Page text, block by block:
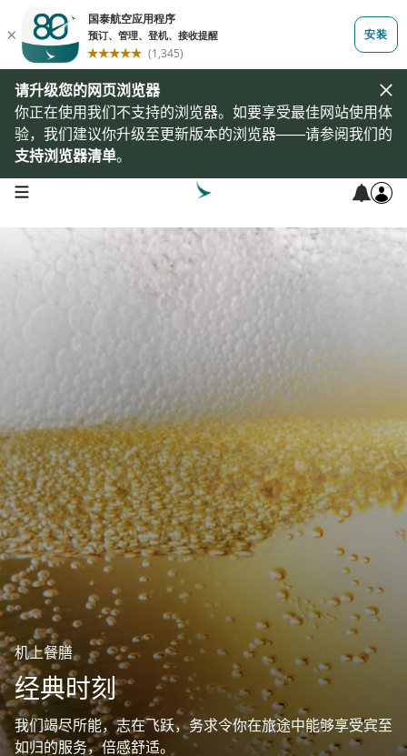
请升级您的网页浏览器
你正在使用我们不支持的浏览器。如要享受最佳网站使用体
验，我们建议你升级至更新版本的浏览器——请参阅我们的
支持浏览器清单。
open navigation menu
机上餐膳
经典时刻
我们竭尽所能，志在飞跃，务求令你在旅途中能够享受宾至
如归的服务，倍感舒适。